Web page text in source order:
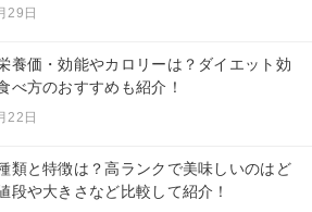
29日
養価・効能やカロリーは？ダイエット効
べ方のおすすめも紹介！
22日
類と特徴は？高ランクで美味しいのはど
段や大きさなど比較して紹介！